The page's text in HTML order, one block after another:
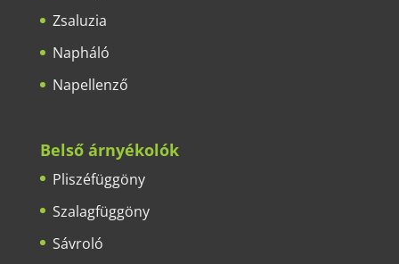
Zsaluzia
Napháló
Napellenző
Belső árnyékolók
Pliszéfüggöny
Szalagfüggöny
Sávroló